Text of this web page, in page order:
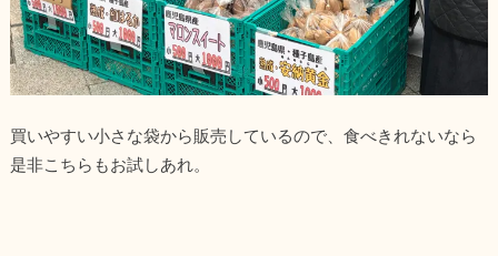
買いやすい小さな袋から販売しているので、食べきれないなら
是非こちらもお試しあれ。